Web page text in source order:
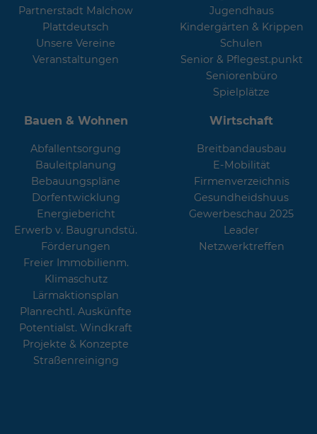
Partnerstadt Malchow
Plattdeutsch
Unsere Vereine
Veranstaltungen
Jugendhaus
Kindergärten & Krippen
Schulen
Senior & Pflegest.punkt
Seniorenbüro
Spielplätze
Bauen & Wohnen
Abfallentsorgung
Bauleitplanung
Bebauungspläne
Dorfentwicklung
Energiebericht
Erwerb v. Baugrundstü.
Förderungen
Freier Immobilienm.
Klimaschutz
Lärmaktionsplan
Planrechtl. Auskünfte
Potentialst. Windkraft
Projekte & Konzepte
Straßenreinigng
Wirtschaft
Breitbandausbau
E-Mobilität
Firmenverzeichnis
Gesundheidshuus
Gewerbeschau 2025
Leader
Netzwerktreffen